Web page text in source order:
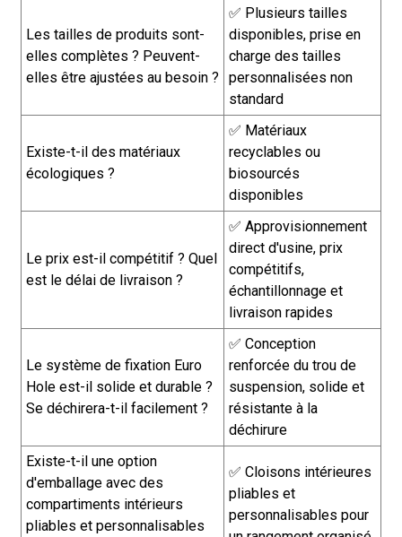
Les tailles de produits sont-
elles complètes ? Peuvent-
elles être ajustées au besoin ?
✅ Plusieurs tailles
disponibles, prise en
charge des tailles
personnalisées non
standard
Existe-t-il des matériaux
écologiques ?
✅ Matériaux
recyclables ou
biosourcés
disponibles
Le prix est-il compétitif ? Quel
est le délai de livraison ?
✅ Approvisionnement
direct d'usine, prix
compétitifs,
échantillonnage et
livraison rapides
Le système de fixation Euro
Hole est-il solide et durable ?
Se déchirera-t-il facilement ?
✅ Conception
renforcée du trou de
suspension, solide et
résistante à la
déchirure
Existe-t-il une option
d'emballage avec des
compartiments intérieurs
pliables et personnalisables
✅ Cloisons intérieures
pliables et
personnalisables pour